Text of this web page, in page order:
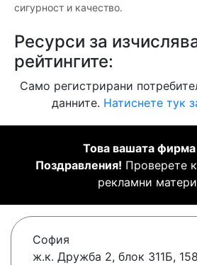
сигурност и качество.
Ресурси за
рейтингите:
Само регистрирани
данните. Натиснете тук
Това вашата
Поздравления! Проверете
рекламни
София
ж.к. Дружба 2, блок 311Б,